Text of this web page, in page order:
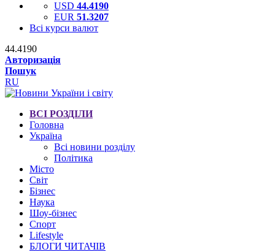
USD 44.4190
EUR 51.3207
Всі курси валют
44.4190
Авторизація
Пошук
RU
ВСІ РОЗДІЛИ
Головна
Україна
Всі новини розділу
Політика
Місто
Світ
Бізнес
Наука
Шоу-бізнес
Спорт
Lifestyle
БЛОГИ ЧИТАЧІВ